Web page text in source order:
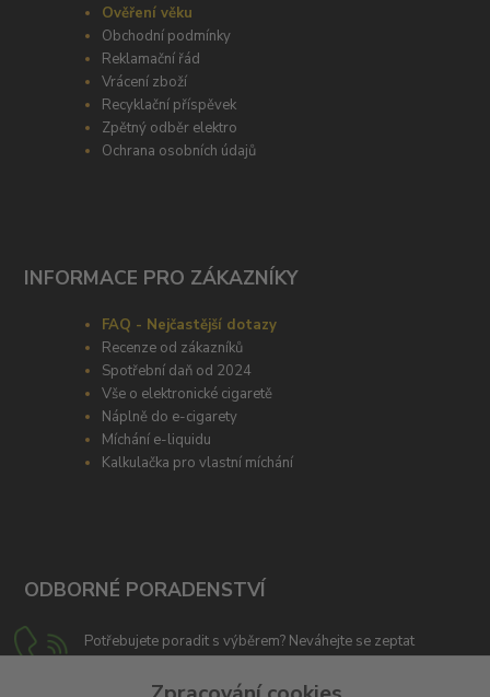
Ověření věku
Obchodní podmínky
Reklamační řád
Vrácení zboží
Recyklační příspěvek
Zpětný odběr elektro
Ochrana osobních údajů
INFORMACE PRO ZÁKAZNÍKY
FAQ - Nejčastější dotazy
Recenze od zákazníků
Spotřební daň od 2024
Vše o elektronické cigaretě
Náplně do e-cigarety
Míchání e-liquidu
Kalkulačka pro vlastní míchání
ODBORNÉ PORADENSTVÍ
Potřebujete poradit s výběrem? Neváhejte se zeptat
+420 606 266 566